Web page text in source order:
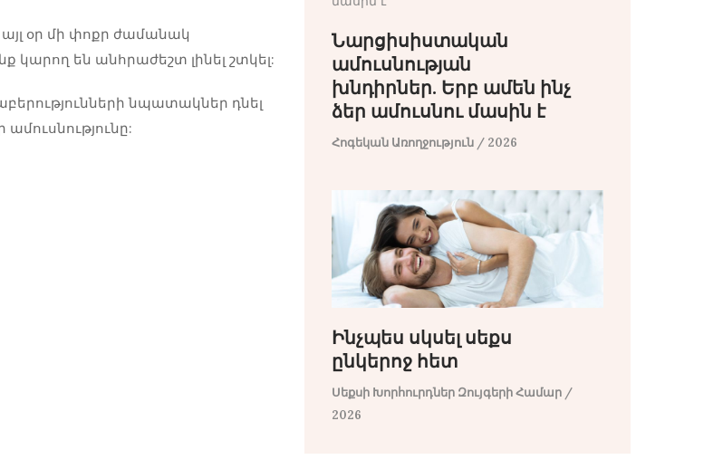
օր մի փոքր ժամանակ
կարող են անհրաժեշտ լինել շտկել:
նպատակներ դնել
Նարցիսիստական ​​
ամուսնության
խնդիրներ. Երբ ամեն ինչ
ձեր ամուսնու մասին է
Հոգեկան Առողջություն / 2026
Ինչպես սկսել սեքս
ընկերոջ հետ
Սեքսի Խորհուրդներ Զույգերի Համար /
2026